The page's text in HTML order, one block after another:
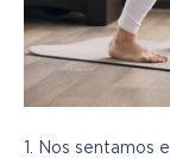
1. Nos sentamos